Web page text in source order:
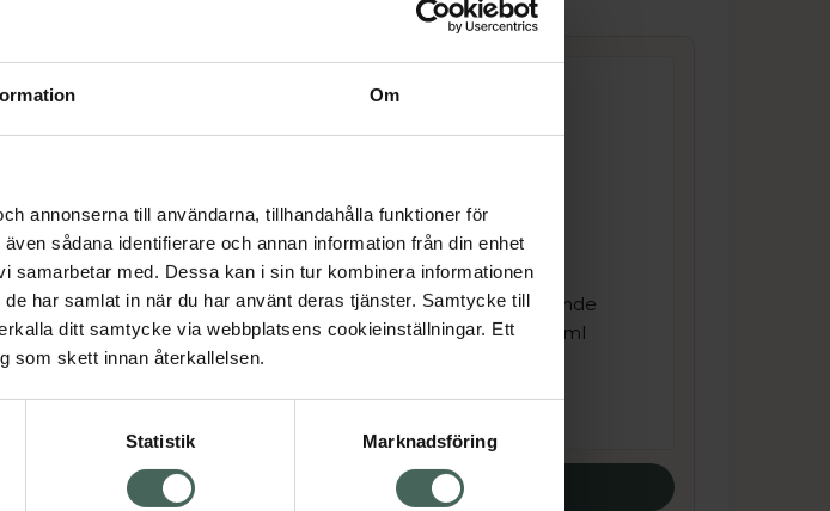
Om
annonserna till användarna, tillhandahålla funktioner för
sådana identifierare och annan information från din enhet
samarbetar med. Dessa kan i sin tur kombinera informationen
har samlat in när du har använt deras tjänster. Samtycke till
ditt samtycke via webbplatsens cookieinställningar. Ett
som skett innan återkallelsen.
Statistik Marknadsföring
Bare feet Cracked Heel
Balm
Hälbalsam 100 ml
Pris online
3.9 av 5 i omdöme
Kronans Apotek
Kylande Fotkräm
Intensivt återfuktande
och svalkande 100 ml
Köp båda för
162,68 kr Köp båda